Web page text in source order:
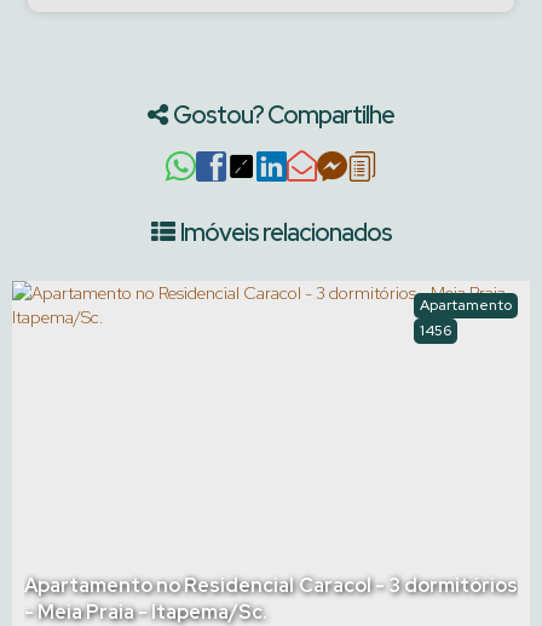
Gostou? Compartilhe
Imóveis relacionados
Apartamento no Residencial Caracol - 3 dormitórios
- Meia Praia - Itapema/Sc.
1456
Apartamento